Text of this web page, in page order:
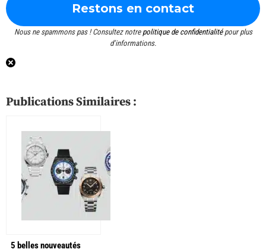
Nous ne spammons pas ! Consultez notre politique de confidentialitépour plus
d’informations.
Publications Similaires :
5 belles nouveautés